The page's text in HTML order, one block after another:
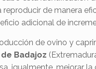
reproducir de manera
adicional de
de ovino y
Badajoz